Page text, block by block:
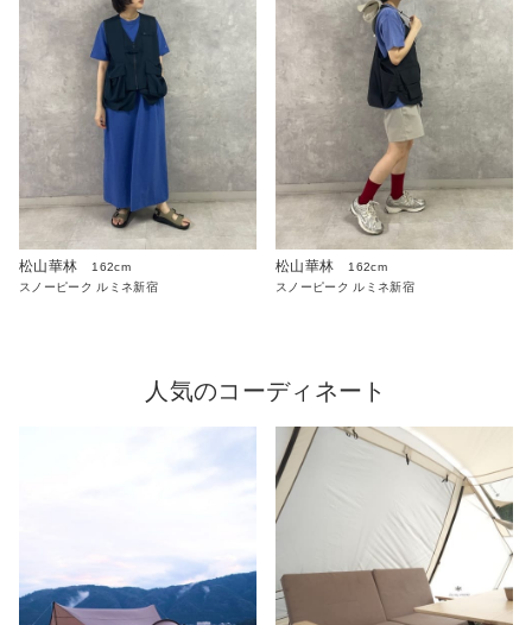
松山華林
162cm
スノーピーク ルミネ新宿
松山華林
162cm
スノーピーク ルミネ新宿
人気のコーディネート